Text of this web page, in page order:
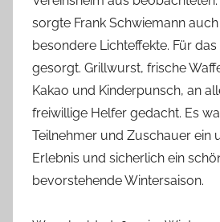
sorgte Frank Schwiemann
besondere Lichteffekte. Für
gesorgt. Grillwurst, frische
Kakao und Kinderpunsch, an
freiwillige Helfer gedacht. Es
Teilnehmer und Zuschauer ein
Erlebnis und sicherlich ein
bevorstehende Wintersaison.